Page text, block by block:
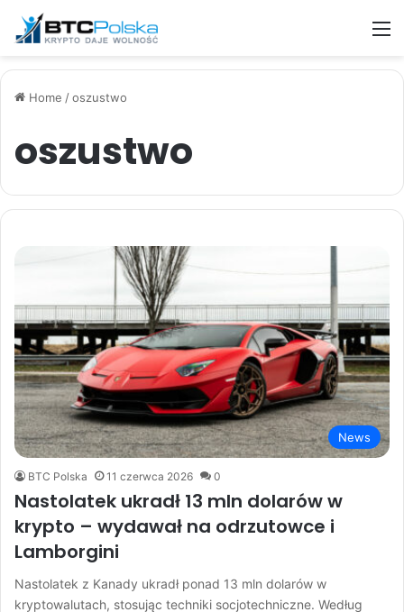
Home /oszustwo
oszustwo
News
BTC Polska 11 czerwca 2026 0
Nastolatek ukradł 13 mln dolarów w
krypto – wydawał na odrzutowce i
Lamborgini
Nastolatek z Kanady ukradł ponad 13 mln dolarów w
kryptowalutach, stosując techniki socjotechniczne. Według